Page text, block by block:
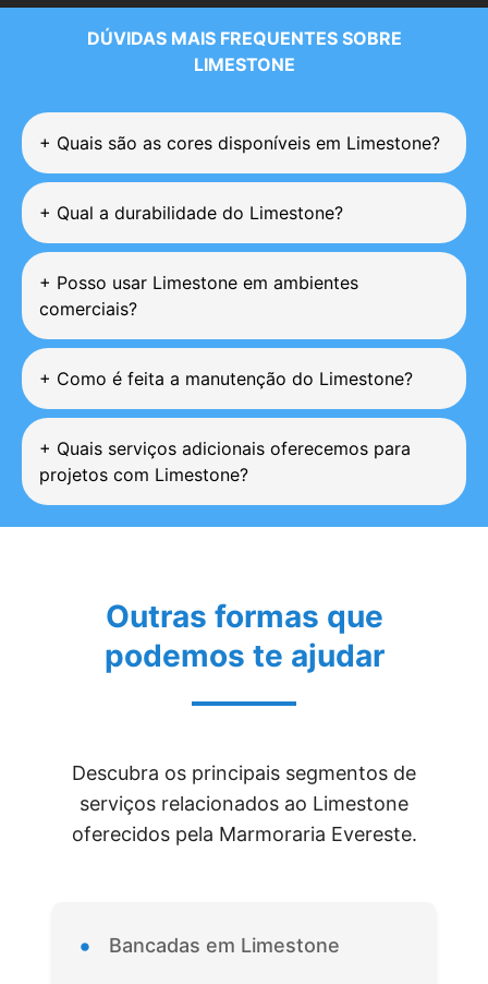
DÚVIDAS MAIS FREQUENTES SOBRE
LIMESTONE
+ Quais são as cores disponíveis em Limestone?
+ Qual a durabilidade do Limestone?
+ Posso usar Limestone em ambientes
comerciais?
+ Como é feita a manutenção do Limestone?
+ Quais serviços adicionais oferecemos para
projetos com Limestone?
Outras formas que
podemos te ajudar
Descubra os principais segmentos de
serviços relacionados ao Limestone
oferecidos pela Marmoraria Evereste.
• Bancadas em Limestone